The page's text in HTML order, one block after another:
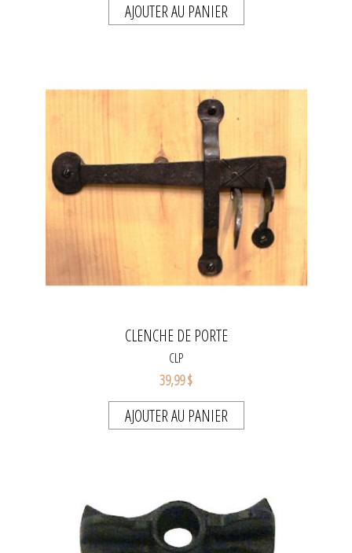
AJOUTER AU PANIER
CLENCHE DE PORTE
CLP
39,99 $
AJOUTER AU PANIER